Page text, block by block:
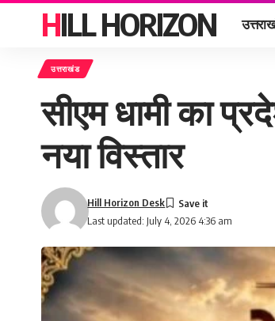
HILL HORIZON
उत्तराखंड
सीएम धामी का
नया विस्तार
Last updated: July 4, 2026 4:36 am
Hill Horizon Desk